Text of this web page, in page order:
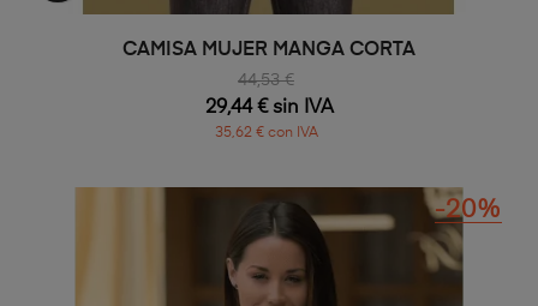
CAMISA MUJER MANGA CORTA
44,53 €
29,44 € sin IVA
35,62 € con IVA
-20%